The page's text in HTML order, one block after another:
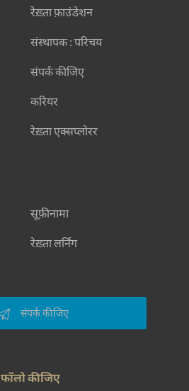
रेख़्ता फ़ाउंडेशन
संस्थापक : परिचय
संपर्क कीजिए
करियर
रेख़्ता एक्सप्लोरर
सूफ़ीनामा
रेख़्ता लर्निंग
संपर्क कीजिए
फॉलो कीजिए